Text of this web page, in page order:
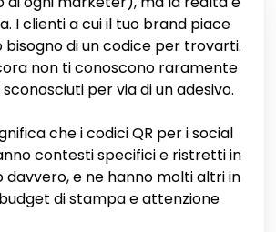
I clienti a cui il tuo brand piace
bisogno di un codice per trovarti.
non ti conoscono raramente
per via di un adesivo.
che i codici QR per i social
contesti specifici e ristretti in
davvero, e ne hanno molti altri in
di stampa e attenzione